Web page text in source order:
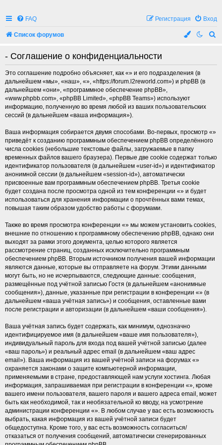
FAQ Вход
Регистрация
Список форумов
- Соглашение о конфиденциальности
Это соглашение подробно объясняет, как «» и его подразделения (в
дальнейшем «мы», «наш», «», «https://forum.l2reworld.com») и phpBB (в
дальнейшем «они», «программное обеспечение phpBB»,
«www.phpbb.com», «phpBB Limited», «phpBB Teams») используют
информацию, полученную во время любой из ваших пользовательских
сессий (в дальнейшем «ваша информация»).
Ваша информация собирается двумя способами. Во-первых, просмотр «»
приведёт к созданию программным обеспечением phpBB определённого
числа cookies (небольшие текстовые файлы, загружаемые в папку
временных файлов вашего браузера). Первые две cookie содержат только
идентификатор пользователя (в дальнейшем «user-id») и идентификатор
анонимной сессии (в дальнейшем «session-id»), автоматически
присвоенные вам программным обеспечением phpBB. Третья cookie
будет создана после просмотра одной из тем конференции «» и будет
использоваться для хранения информации о прочтённых вами темах,
повышая таким образом удобство работы с форумами.
Также во время просмотра конференции «» мы можем установить cookies,
внешние по отношению к программному обеспечению phpBB, однако они
выходят за рамки этого документа, целью которого является
рассмотрение страниц, созданных исключительно программным
обеспечением phpBB. Вторым источником получения вашей информации
являются данные, которые вы отправляете на форум. Этими данными
могут быть, но не исчерпываются, следующие данные: сообщения,
размещённые под учётной записью Гостя (в дальнейшем «анонимные
сообщения»), данные, указанные при регистрации в конференции «» (в
дальнейшем «ваша учётная запись») и сообщения, оставленные вами
после регистрации и авторизации (в дальнейшем «ваши сообщения»).
Ваша учётная запись будет содержать, как минимум, однозначно
идентифицируемое имя (в дальнейшем «ваше имя пользователя»),
индивидуальный пароль для входа под вашей учётной записью (далее
«ваш пароль») и реальный адрес email (в дальнейшем «ваш адрес
email»). Ваша информация из вашей учётной записи на форумах «»
охраняется законами о защите компьютерной информации,
применяемыми в стране, предоставляющей нам услуги хостинга. Любая
информация, запрашиваемая при регистрации в конференции «», кроме
вашего имени пользователя, вашего пароля и вашего адреса email, может
быть как необходимой, так и необязательной ко вводу, на усмотрение
администрации конференции «». В любом случае у вас есть возможность
выбрать, какая информация из вашей учётной записи будет
общедоступна. Кроме того, у вас есть возможность согласиться/
отказаться от получения сообщений, автоматически сгенерированных